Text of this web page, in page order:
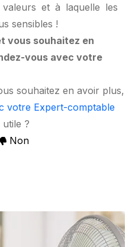
et à laquelle les
sensibles !
vous souhaitez en
vous avec votre
souhaitez en avoir plus,
votre Expert-comptable
?
Non